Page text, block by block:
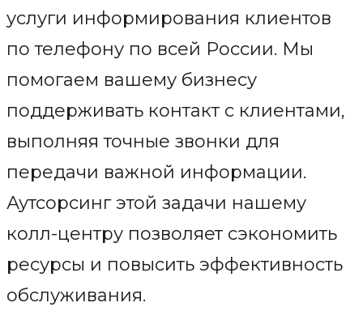
услуги информирования клиентов
по телефону по всей России. Мы
помогаем вашему бизнесу
поддерживать контакт с клиентами,
выполняя точные звонки для
передачи важной информации.
Аутсорсинг этой задачи нашему
колл-центру позволяет сэкономить
ресурсы и повысить эффективность
обслуживания.